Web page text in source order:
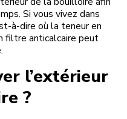
Si vous vivez dans
à-dire où la teneur en
filtre anticalcaire peut
l’extérieur
?